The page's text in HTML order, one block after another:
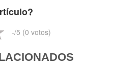
-/5 (0 votos)